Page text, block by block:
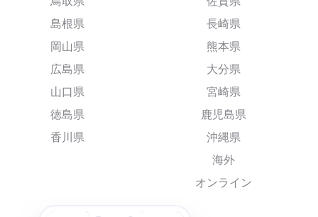
島根県
岡山県
広島県
山口県
徳島県
香川県
長崎県
熊本県
大分県
宮崎県
鹿児島県
沖縄県
海外
オンライン